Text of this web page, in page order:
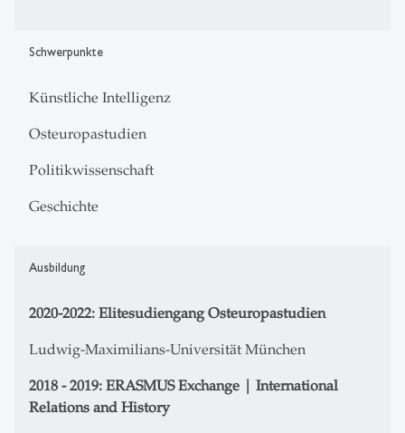
Schwerpunkte
Künstliche Intelligenz
Osteuropastudien
Politikwissenschaft
Geschichte
Ausbildung
2020-2022: Elitesudiengang Osteuropastudien
Ludwig-Maximilians-Universität München
2018 - 2019: ERASMUS Exchange | International
Relations and History